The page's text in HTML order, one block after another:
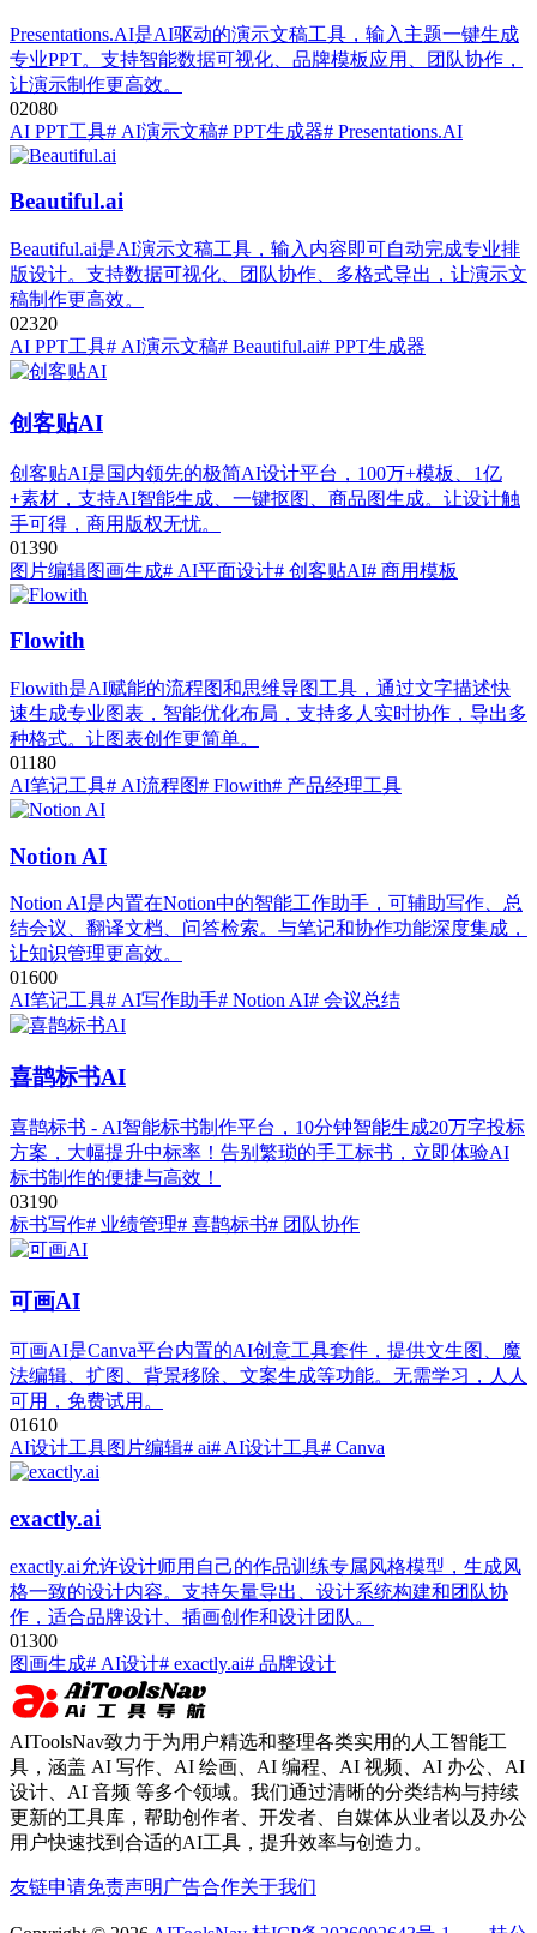
Presentations.AI是AI驱动的演示文稿工具，输入主题一键生成
专业PPT。支持智能数据可视化、品牌模板应用、团队协作，
让演示制作更高效。
02080
AI PPT工具# AI演示文稿# PPT生成器# Presentations.AI
Beautiful.ai
Beautiful.ai是AI演示文稿工具，输入内容即可自动完成专业排
版设计。支持数据可视化、团队协作、多格式导出，让演示文
稿制作更高效。
02320
AI PPT工具# AI演示文稿# Beautiful.ai# PPT生成器
创客贴AI
创客贴AI是国内领先的极简AI设计平台，100万+模板、1亿
+素材，支持AI智能生成、一键抠图、商品图生成。让设计触
手可得，商用版权无忧。
01390
图片编辑图画生成# AI平面设计# 创客贴AI# 商用模板
Flowith
Flowith是AI赋能的流程图和思维导图工具，通过文字描述快
速生成专业图表，智能优化布局，支持多人实时协作，导出多
种格式。让图表创作更简单。
01180
AI笔记工具# AI流程图# Flowith# 产品经理工具
Notion AI
Notion AI是内置在Notion中的智能工作助手，可辅助写作、总
结会议、翻译文档、问答检索。与笔记和协作功能深度集成，
让知识管理更高效。
01600
AI笔记工具# AI写作助手# Notion AI# 会议总结
喜鹊标书AI
喜鹊标书 - AI智能标书制作平台，10分钟智能生成20万字投标
方案，大幅提升中标率！告别繁琐的手工标书，立即体验AI
标书制作的便捷与高效！
03190
标书写作# 业绩管理# 喜鹊标书# 团队协作
可画AI
可画AI是Canva平台内置的AI创意工具套件，提供文生图、魔
法编辑、扩图、背景移除、文案生成等功能。无需学习，人人
可用，免费试用。
01610
AI设计工具图片编辑# ai# AI设计工具# Canva
exactly.ai
exactly.ai允许设计师用自己的作品训练专属风格模型，生成风
格一致的设计内容。支持矢量导出、设计系统构建和团队协
作，适合品牌设计、插画创作和设计团队。
01300
图画生成# AI设计# exactly.ai# 品牌设计
AIToolsNav致力于为用户精选和整理各类实用的人工智能工
具，涵盖 AI 写作、AI 绘画、AI 编程、AI 视频、AI 办公、AI
设计、AI 音频 等多个领域。我们通过清晰的分类结构与持续
更新的工具库，帮助创作者、开发者、自媒体从业者以及办公
用户快速找到合适的AI工具，提升效率与创造力。
友链申请免责声明 广告合作关于我们